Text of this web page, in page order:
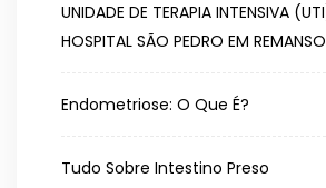
UNIDADE DE TERAPIA INTENSIVA
HOSPITAL SÃO PEDRO EM
Endometriose: O Que É?
Tudo Sobre Intestino Preso